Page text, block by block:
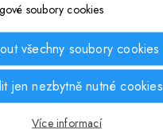
Skladem
soubory cookies
všechny soubory cookies
jen nezbytně nutné cookies
Více informací